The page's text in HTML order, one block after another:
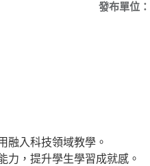
發布單位：
融入科技領域教學。
力，提升學生學習成就感。